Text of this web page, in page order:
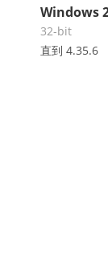
Windows
32-bit
直到 4.35.6